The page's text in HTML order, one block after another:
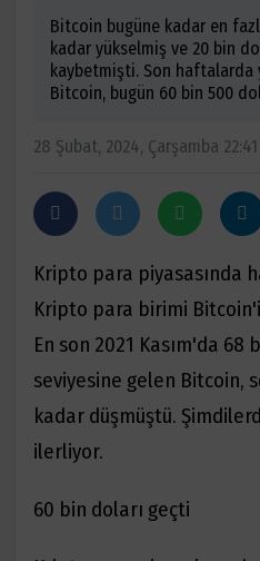
Bitcoin bugüne kadar en
kadar yükselmiş ve 20 bin
kaybetmişti. Son haftalarda
Bitcoin, bugün 60 bin 500
28 Şubat, 2024, Çarşamba 22:41
Kripto para piyasasında
Kripto para birimi
En son 2021 Kasım'da
seviyesine gelen Bitcoin,
kadar düşmüştü.
ilerliyor.
60 bin doları geçti